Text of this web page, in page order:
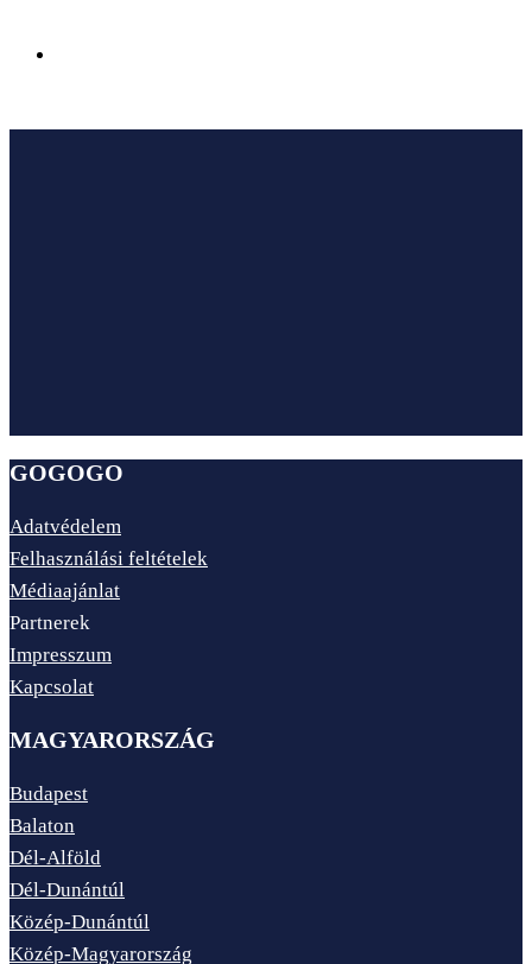
GOGOGO
Adatvédelem
Felhasználási feltételek
Médiaajánlat
Partnerek
Impresszum
Kapcsolat
MAGYARORSZÁG
Budapest
Balaton
Dél-Alföld
Dél-Dunántúl
Közép-Dunántúl
Közép-Magyarország